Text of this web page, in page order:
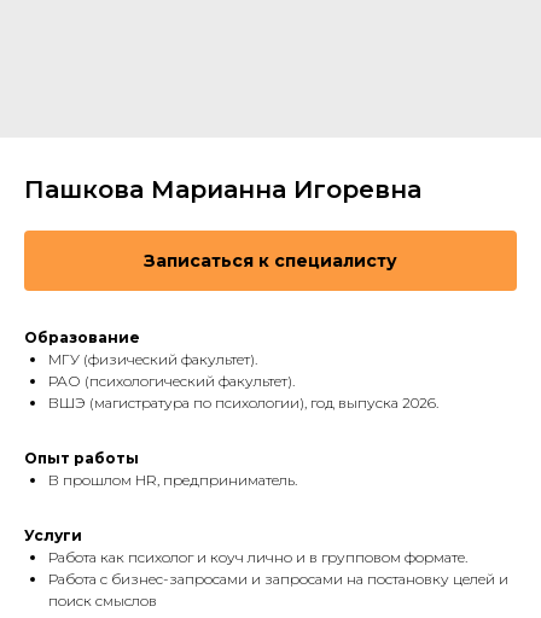
Пашкова Марианна Игоревна
Записаться к специалисту
Образование
МГУ (физический факультет).
РАО (психологический факультет).
ВШЭ (магистратура по психологии), год выпуска 2026.
Опыт работы
В прошлом HR, предприниматель.
Услуги
Работа как психолог и коуч лично и в групповом формате.
Работа с бизнес-запросами и запросами на постановку целей и
поиск смыслов